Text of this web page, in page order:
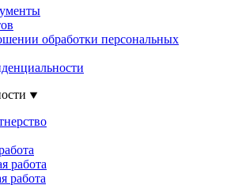
обработки персональных
работа
работа